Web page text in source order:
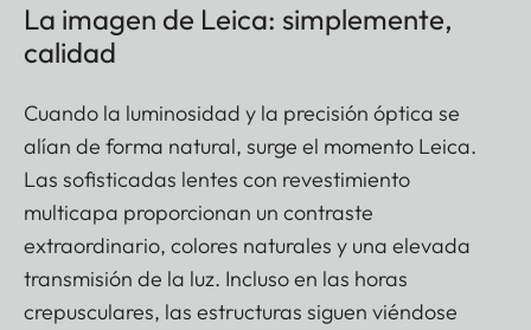
La imagen de Leica: simplemente,
calidad
Cuando la luminosidad y la precisión óptica se
alían de forma natural, surge el momento Leica.
Las sofisticadas lentes con revestimiento
multicapa proporcionan un contraste
extraordinario, colores naturales y una elevada
transmisión de la luz. Incluso en las horas
crepusculares, las estructuras siguen viéndose